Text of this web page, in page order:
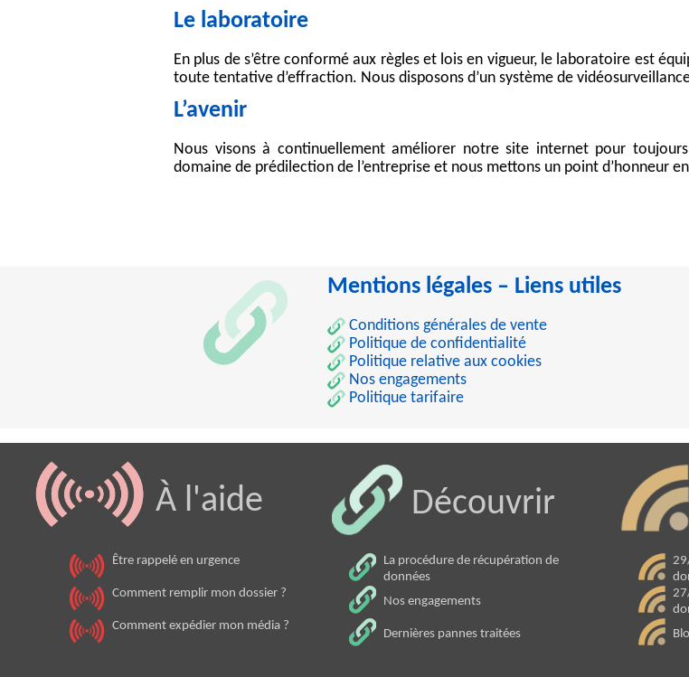
Récupération de données RAID 1
Récupération de données RAID 5
Récupération de données RAID 6
Le laboratoire
En plus de s’être conformé aux règles et lois en vigueur, le laboratoire est
toute tentative d’effraction. Nous disposons d’un système de
L’avenir
Nous visons à continuellement améliorer notre site internet pour
domaine de prédilection de l’entreprise et nous mettons un point d’honneur
Mentions légales – Liens utiles
Conditions générales de vente
Politique de confidentialité
Politique relative aux cookies
Nos engagements
Politique tarifaire
À l'aide
Être rappelé en urgence
Comment remplir mon dossier ?
Comment expédier mon média ?
Découvrir
La procédure de récupération de
données
Nos engagements
Dernières pannes traitées